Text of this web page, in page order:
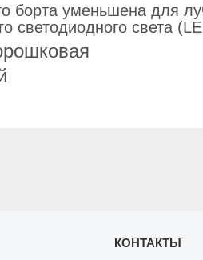
борта уменьшена для
светодиодного света